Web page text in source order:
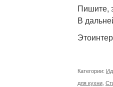
Пишите,
В
Категории:
для кухни